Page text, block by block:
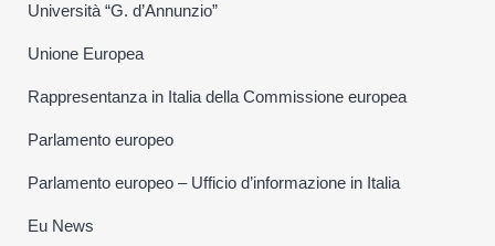
Università “G. d’Annunzio”
Unione Europea
Rappresentanza in Italia della Commissione europea
Parlamento europeo
Parlamento europeo – Ufficio d’informazione in Italia
Eu News